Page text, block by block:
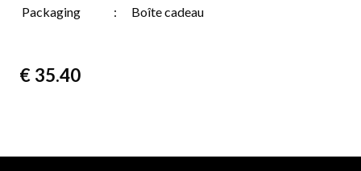
Packaging
: Boîte cadeau
€ 35.40